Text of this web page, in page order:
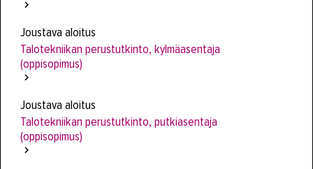
Joustava aloitus
Talotekniikan perustutkinto, kylmäasentaja
(oppisopimus)
Joustava aloitus
Talotekniikan perustutkinto, putkiasentaja
(oppisopimus)